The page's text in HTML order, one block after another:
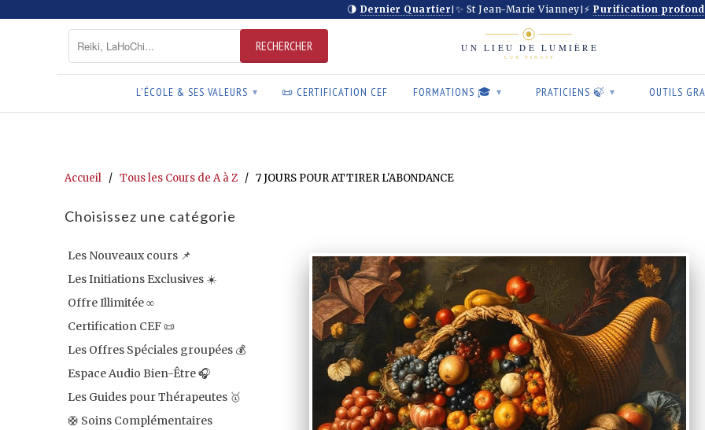
🌗 Dernier Quartier| ✨ St Jean-Marie Vianney| ⚡Purification
L'ÉCOLE & SES VALEURS ▾ 📜 CERTIFICATION CEF FORMATIONS 🎓 ▾ PRATICIENS 🍃 ▾ OUTILS
Accueil / Tous les Cours de A à Z / 7 JOURS POUR ATTIRER L'ABONDANCE
Choisissez une catégorie
Les Nouveaux cours 📌
Les Initiations Exclusives ☀️
Offre Illimitée ∞
Certification CEF 📜
Les Offres Spéciales groupées 💰
Espace Audio Bien-Être 🎧
Les Guides pour Thérapeutes 🥇
🛟 Soins Complémentaires